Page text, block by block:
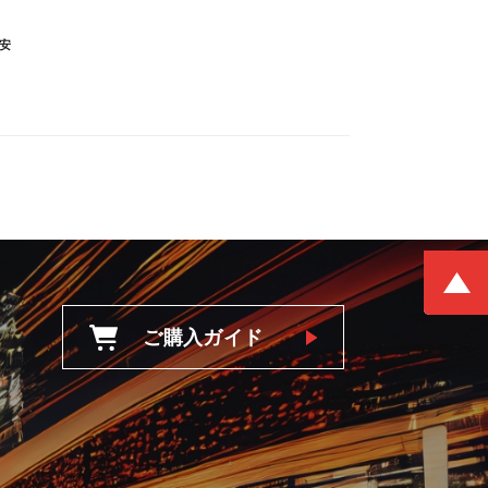
ご購入ガイド